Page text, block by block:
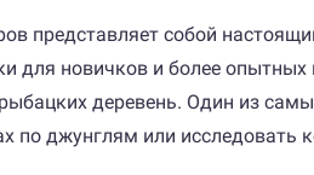
представляет собой
для новичков и более
деревень. Один из
джунглям или исследовать